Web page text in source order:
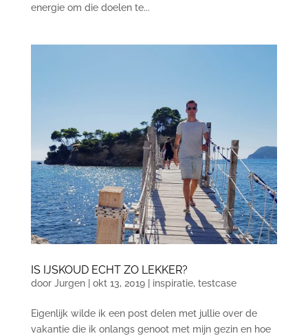
energie om die doelen te...
IS IJSKOUD ECHT ZO LEKKER?
door Jurgen| okt 13, 2019| inspiratie, testcase
Eigenlijk wilde ik een post delen met jullie over de
vakantie die ik onlangs genoot met mijn gezin en hoe